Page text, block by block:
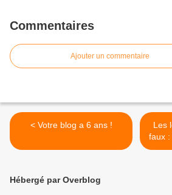
Commentaires
Ajouter un commentaire
< Votre blog a 6 ans !
Les
faux :
Hébergé par Overblog